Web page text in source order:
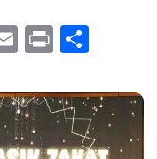
Email
Print